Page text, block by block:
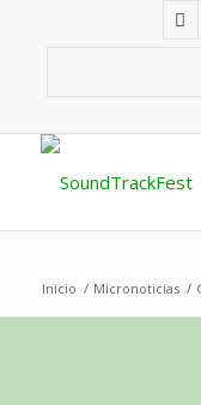
Inicio / Micronoticias /